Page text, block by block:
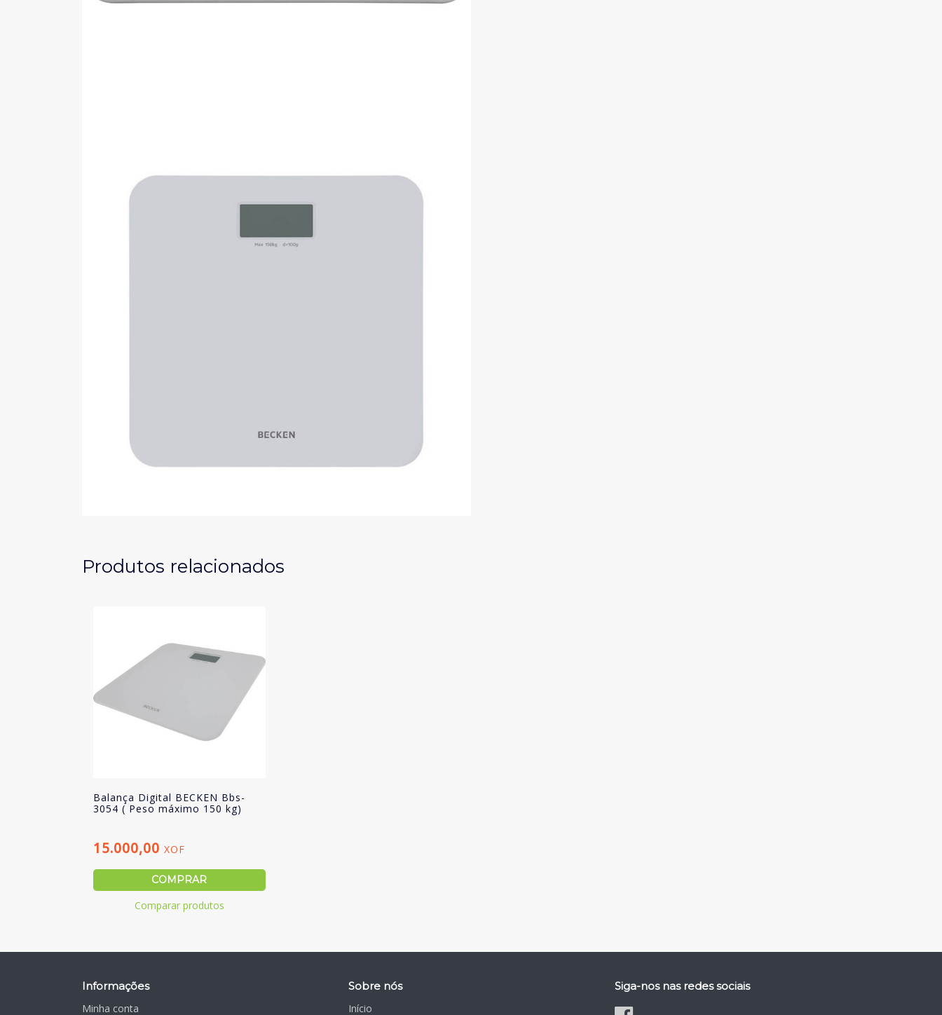
Produtos relacionados
Balança Digital BECKEN Bbs-
3054 ( Peso máximo 150 kg)
15.000,00 XOF
COMPRAR
Comparar produtos
Informações
Minha conta
Sobre nós
Início
Siga-nos nas redes sociais